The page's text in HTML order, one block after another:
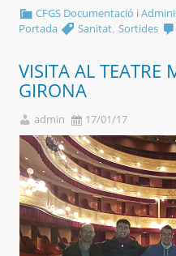
CFGS Documentació i
Portada Sanitat,Sortides
VISITA AL TEATRE
GIRONA
admin 17/01/17